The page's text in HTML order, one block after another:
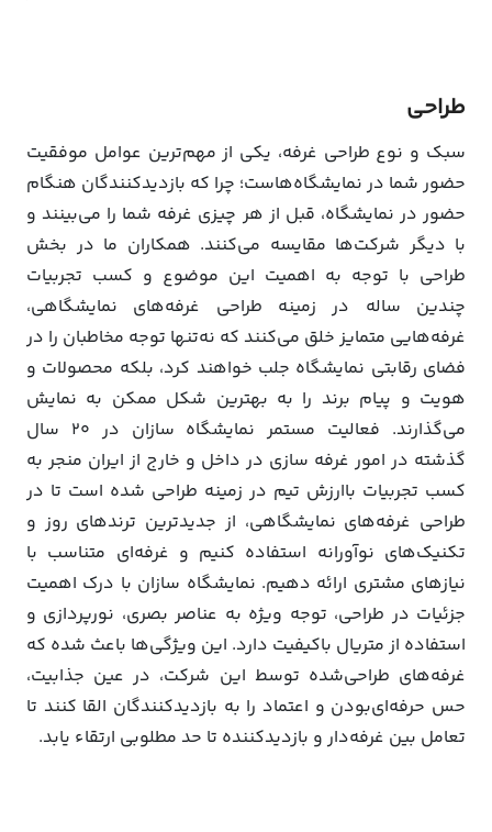
طراحی
سبک و نوع طراحی غرفه، یکی از مهم‌ترین عوامل موفقیت
حضور شما در نمایشگاه‌هاست؛ چرا که بازدیدکنندگان هنگام
حضور در نمایشگاه، قبل از هر چیزی غرفه شما را می‌بینند و
با دیگر شرکت‌ها مقایسه می‌کنند. همکاران ما در بخش
طراحی با توجه به اهمیت این موضوع و کسب تجربیات
چندین ساله در زمینه طراحی غرفه‌های نمایشگاهی،
غرفه‌هایی متمایز خلق می‌کنند که نه‌تنها توجه مخاطبان را در
فضای رقابتی نمایشگاه جلب خواهند کرد، بلکه محصولات و
هویت و پیام برند را به بهترین شکل ممکن به نمایش
می‌گذارند. فعالیت مستمر نمایشگاه سازان در 20 سال
گذشته در امور غرفه سازی در داخل و خارج از ایران منجر به
کسب تجربیات باارزش تیم در زمینه طراحی شده است تا در
طراحی غرفه‌های نمایشگاهی، از جدیدترین ترندهای روز و
تکنیک‌های نوآورانه استفاده کنیم و غرفه‌ای متناسب با
نیازهای مشتری ارائه دهیم. نمایشگاه سازان با درک اهمیت
جزئیات در طراحی، توجه ویژه به عناصر بصری، نورپردازی و
استفاده از متریال باکیفیت دارد. این ویژگی‌ها باعث شده که
غرفه‌های طراحی‌شده توسط این شرکت، در عین جذابیت،
حس حرفه‌ای‌بودن و اعتماد را به بازدیدکنندگان القا کنند تا
تعامل بین غرفه‌دار و بازدیدکننده تا حد مطلوبی ارتقاء یابد.